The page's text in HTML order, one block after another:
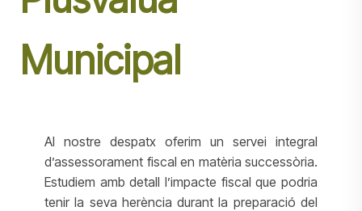
Municipal
Al nostre despatx oferim un servei integral
d’assessorament fiscal en matèria successòria.
Estudiem amb detall l’impacte fiscal que podria
tenir la seva herència durant la preparació del